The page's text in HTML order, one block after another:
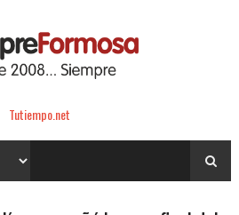
Tutiempo.net